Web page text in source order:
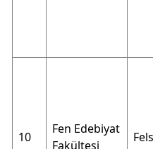
10
Fen Edebiyat
Fakültesi